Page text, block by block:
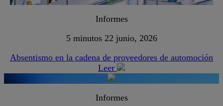
Informes
5 minutos 22 junio, 2026
Absentismo en la cadena de proveedores de automoción
Leer
Informes